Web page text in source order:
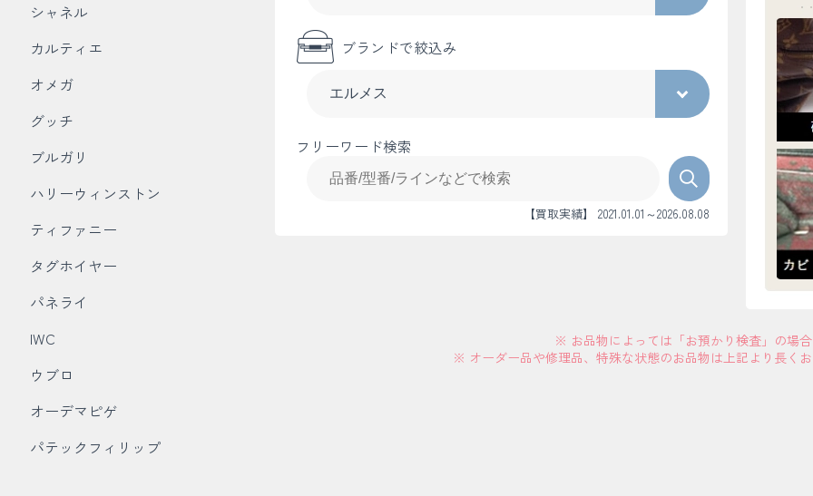
シャネル
カルティエ
オメガ
グッチ
ブルガリ
ハリーウィンストン
ティファニー
タグホイヤー
パネライ
IWC
ウブロ
オーデマピゲ
パテックフィリップ
ブランドで絞込み
フリーワード検索
【買取実績】 2021.01.01～2026.08.08
※ お品物によっては「お預かり検査」の場
※ オーダー品や修理品、特殊な状態のお品物は上記より長く